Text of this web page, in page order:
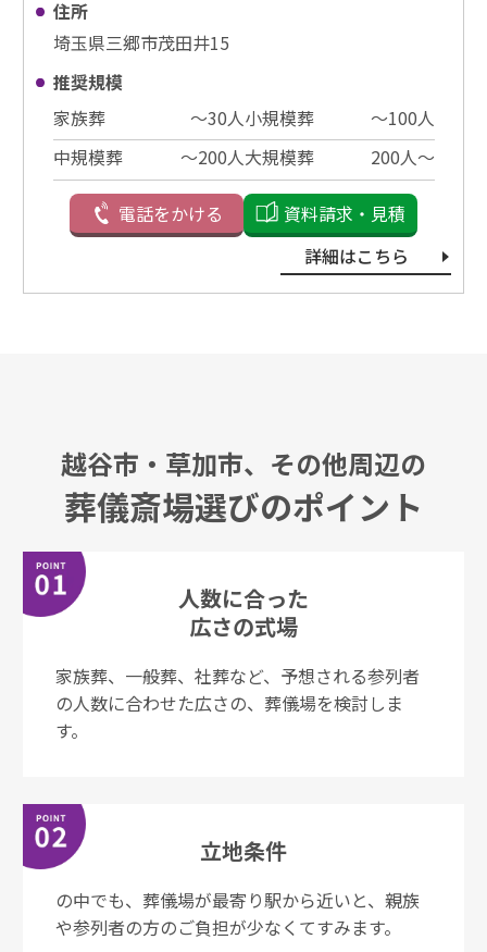
住所
埼玉県三郷市茂田井15
推奨規模
家族葬
〜30⼈小規模葬
〜100⼈
中規模葬
〜200⼈大規模葬 200⼈〜
電話をかける
資料請求・見積
詳細はこちら
越谷市・草加市、その他周辺の
葬儀斎場選びのポイント
⼈数に合った
広さの式場
家族葬、一般葬、社葬など、予想される参列者
の⼈数に合わせた広さの、葬儀場を検討しま
す。
立地条件
の中でも、葬儀場が最寄り駅から近いと、親族
や参列者の⽅のご負担が少なくてすみます。